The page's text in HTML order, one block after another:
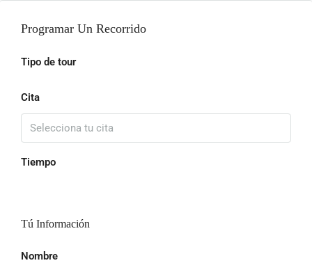
Programar Un Recorrido
Tipo de tour
Cita
Tiempo
Tú Información
Nombre